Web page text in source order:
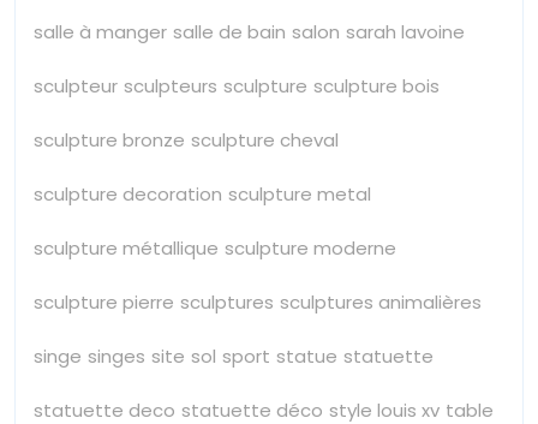
salle à manger salle de bain salon sarah lavoine
sculpteur sculpteurs sculpture sculpture bois
sculpture bronze sculpture cheval
sculpture decoration sculpture metal
sculpture métallique sculpture moderne
sculpture pierre sculptures sculptures animalières
singe singes site sol sport statue statuette
statuette deco statuette déco style louis xv table